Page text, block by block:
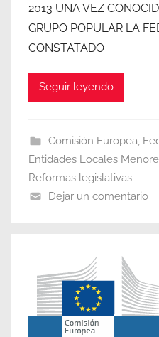
2013 UNA VEZ
GRUPO POPULAR LA
CONSTATADO
Seguir leyendo
Comisión Europea,
Entidades Locales
Reformas legislativas
Dejar un comentario